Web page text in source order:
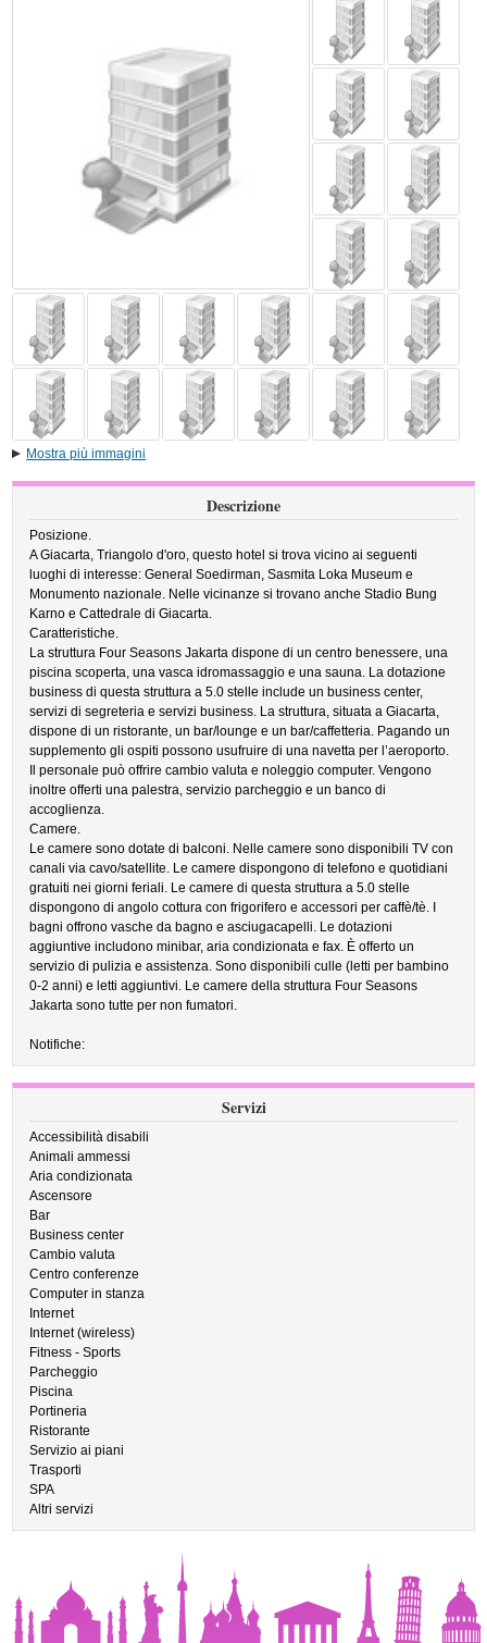
Mostra più immagini
Descrizione
Posizione.
A Giacarta, Triangolo d'oro, questo hotel si trova vicino ai seguenti
luoghi di interesse: General Soedirman, Sasmita Loka Museum e
Monumento nazionale. Nelle vicinanze si trovano anche Stadio Bung
Karno e Cattedrale di Giacarta.
Caratteristiche.
La struttura Four Seasons Jakarta dispone di un centro benessere, una
piscina scoperta, una vasca idromassaggio e una sauna. La dotazione
business di questa struttura a 5.0 stelle include un business center,
servizi di segreteria e servizi business. La struttura, situata a Giacarta,
dispone di un ristorante, un bar/lounge e un bar/caffetteria. Pagando un
supplemento gli ospiti possono usufruire di una navetta per l’aeroporto.
Il personale può offrire cambio valuta e noleggio computer. Vengono
inoltre offerti una palestra, servizio parcheggio e un banco di
accoglienza.
Camere.
Le camere sono dotate di balconi. Nelle camere sono disponibili TV con
canali via cavo/satellite. Le camere dispongono di telefono e quotidiani
gratuiti nei giorni feriali. Le camere di questa struttura a 5.0 stelle
dispongono di angolo cottura con frigorifero e accessori per caffè/tè. I
bagni offrono vasche da bagno e asciugacapelli. Le dotazioni
aggiuntive includono minibar, aria condizionata e fax. È offerto un
servizio di pulizia e assistenza. Sono disponibili culle (letti per bambino
0-2 anni) e letti aggiuntivi. Le camere della struttura Four Seasons
Jakarta sono tutte per non fumatori.
Notifiche:
Servizi
Accessibilità disabili
Animali ammessi
Aria condizionata
Ascensore
Bar
Business center
Cambio valuta
Centro conferenze
Computer in stanza
Internet
Internet (wireless)
Fitness - Sports
Parcheggio
Piscina
Portineria
Ristorante
Servizio ai piani
Trasporti
SPA
Altri servizi